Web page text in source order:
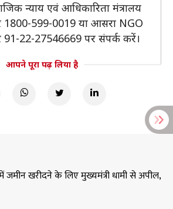
न्याय एवं आधिकारिता मंत्रालय
1800-599-0019 या आसरा NGO
22-27546669 पर संपर्क करें।
आपने पूरा पढ़ लिया है
जमीन खरीदने के लिए मुख्यमंत्री धामी से अपील,